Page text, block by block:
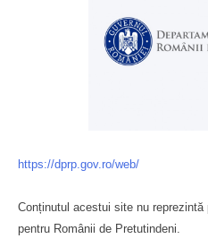
https://dprp.gov.ro/web/
Conținutul acestui site nu
pentru Românii de Pretutindeni.